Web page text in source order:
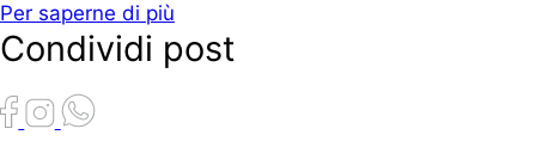
Per saperne di più
Condividi post